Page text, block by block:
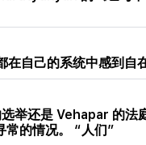
在自己的系统中感到自
举还是 Vehapar 的法
常的情况。 “人们”